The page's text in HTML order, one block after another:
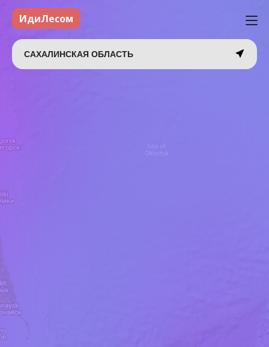
ИдиЛесом
САХАЛИНСКАЯ ОБЛАСТЬ